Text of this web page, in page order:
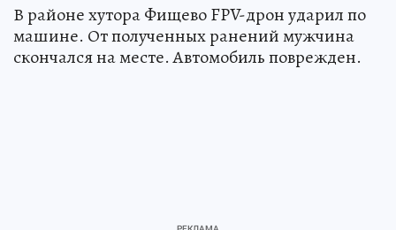
В районе хутора Фищево FPV-дрон ударил по
машине. От полученных ранений мужчина
скончался на месте. Автомобиль поврежден.